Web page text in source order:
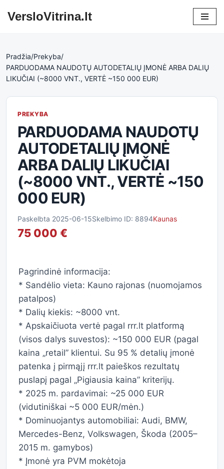
VersloVitrina.lt
Pradžia/Prekyba/
PARDUODAMA NAUDOTŲ AUTODETALIŲ ĮMONĖ ARBA DALIŲ
LIKUČIAI (~8000 VNT., VERTĖ ~150 000 EUR)
PREKYBA
PARDUODAMA NAUDOTŲ
AUTODETALIŲ ĮMONĖ
ARBA DALIŲ LIKUČIAI
(~8000 VNT., VERTĖ ~150
000 EUR)
Paskelbta 2025-06-15Skelbimo ID: 8894Kaunas
75 000 €
Pagrindinė informacija:
* Sandėlio vieta: Kauno rajonas (nuomojamos
patalpos)
* Dalių kiekis: ~8000 vnt.
* Apskaičiuota vertė pagal rrr.lt platformą
(visos dalys suvestos): ~150 000 EUR (pagal
kaina „retail” klientui. Su 95 % detalių įmonė
patenka į pirmąjį rrr.lt paieškos rezultatų
puslapį pagal „Pigiausia kaina” kriterijų.
* 2025 m. pardavimai: ~25 000 EUR
(vidutiniškai ~5 000 EUR/mėn.)
* Dominuojantys automobiliai: Audi, BMW,
Mercedes-Benz, Volkswagen, Škoda (2005–
2015 m. gamybos)
* Įmonė yra PVM mokėtoja